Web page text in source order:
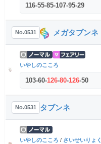
116-55-85-107-95-29
No.0531 メガタブンネ
いやしのこころ
103-60-126-80-126-50
No.0531 タブンネ
いやしのこころ / さいせいりょく